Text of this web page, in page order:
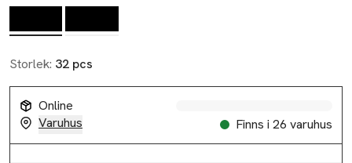
Storlek: 32 pcs
Online
Varuhus
Finns i 26 varuhus